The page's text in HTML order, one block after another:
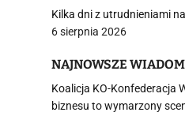
Kilka dni z utrudnieniami
6 sierpnia 2026
NAJNOWSZE
Koalicja KO-Konfederacja
biznesu to wymarzony